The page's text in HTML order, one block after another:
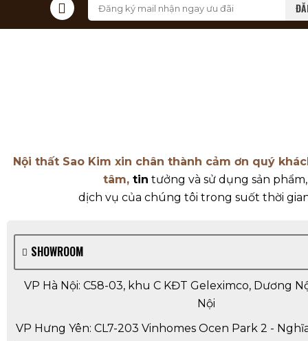
Nội thất Sao Kim xin chân thành cảm ơn quý
tâm, tin tưởng và sử dụng sản
dịch vụ của chúng tôi trong suốt thời
SHOWROOM
VP Hà Nội: C58-03, khu C KĐT Geleximco, Dương
Nội
VP Hưng Yên: CL7-203 Vinhomes Ocen Park 2 -